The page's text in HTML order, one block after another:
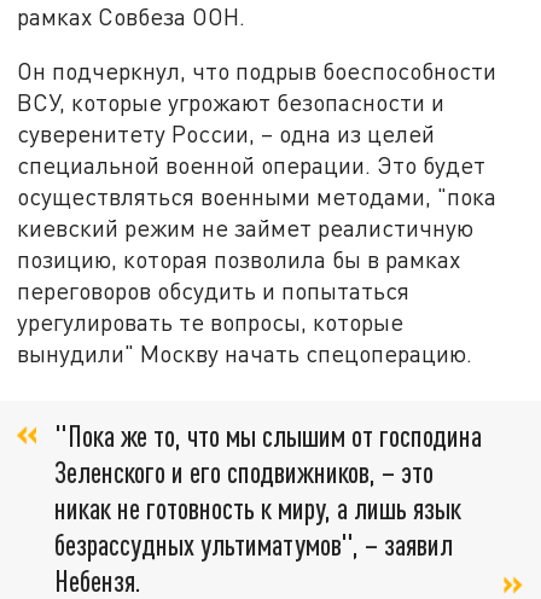
рамках Совбеза ООН.
Он подчеркнул, что подрыв боеспособности
ВСУ, которые угрожают безопасности и
суверенитету России, – одна из целей
специальной военной операции. Это будет
осуществляться военными методами, "пока
киевский режим не займет реалистичную
позицию, которая позволила бы в рамках
переговоров обсудить и попытаться
урегулировать те вопросы, которые
вынудили" Москву начать спецоперацию.
"Пока же то, что мы слышим от господина
Зеленского и его сподвижников, – это
никак не готовность к миру, а лишь язык
безрассудных ультиматумов", – заявил
Небензя.